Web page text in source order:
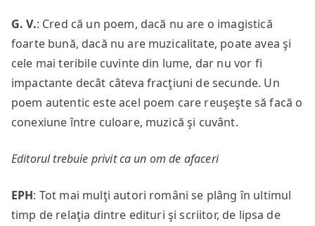
G. V.: Cred că un poem, dacă nu are o imagistică
foarte bună, dacă nu are muzicalitate, poate avea şi
cele mai teribile cuvinte din lume, dar nu vor fi
impactante decât câteva fracţiuni de secunde. Un
poem autentic este acel poem care reuşeşte să facă o
conexiune între culoare, muzică şi cuvânt.
Editorul trebuie privit ca un om de afaceri
EPH: Tot mai mulţi autori români se plâng în ultimul
timp de relaţia dintre edituri şi scriitor, de lipsa de